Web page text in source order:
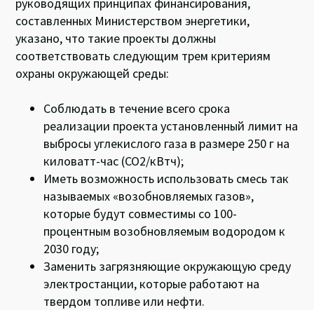
составленных Министерством энергетики,
указано, что такие проекты должны
соответствовать следующим трем критериям
охраны окружающей среды:
Соблюдать в течение всего срока
реализации проекта установленный лимит на
выбросы углекислого газа в размере 250 г на
киловатт-час (CO2/кВтч);
Иметь возможность использовать смесь так
называемых «возобновляемых газов»,
которые будут совместимы со 100-
процентным возобновляемым водородом к
2030 году;
Заменить загрязняющие окружающую среду
электростанции, которые работают на
твердом топливе или нефти.